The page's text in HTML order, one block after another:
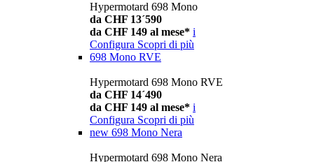
Hypermotard 698 Mono
da CHF 13´590
da CHF 149 al mese* i
Configura Scopri di più
698 Mono RVE
Hypermotard 698 Mono RVE
da CHF 14´490
da CHF 149 al mese* i
Configura Scopri di più
new 698 Mono Nera
Hypermotard 698 Mono Nera